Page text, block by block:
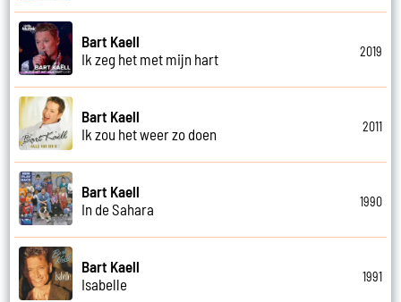
Bart Kaell
Ik zeg het met mijn hart
2019
Bart Kaell
Ik zou het weer zo doen
2011
Bart Kaell
In de Sahara
1990
Bart Kaell
Isabelle
1991